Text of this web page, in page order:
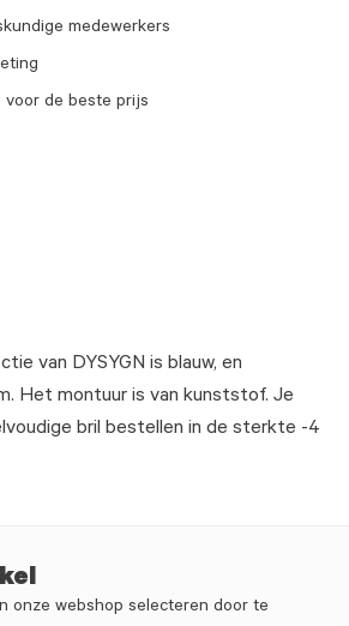
van DYSYGN is blauw, en
Het montuur is van kunststof. Je
bril bestellen in de sterkte -4
medewerkers
de beste prijs
onze webshop selecteren door te